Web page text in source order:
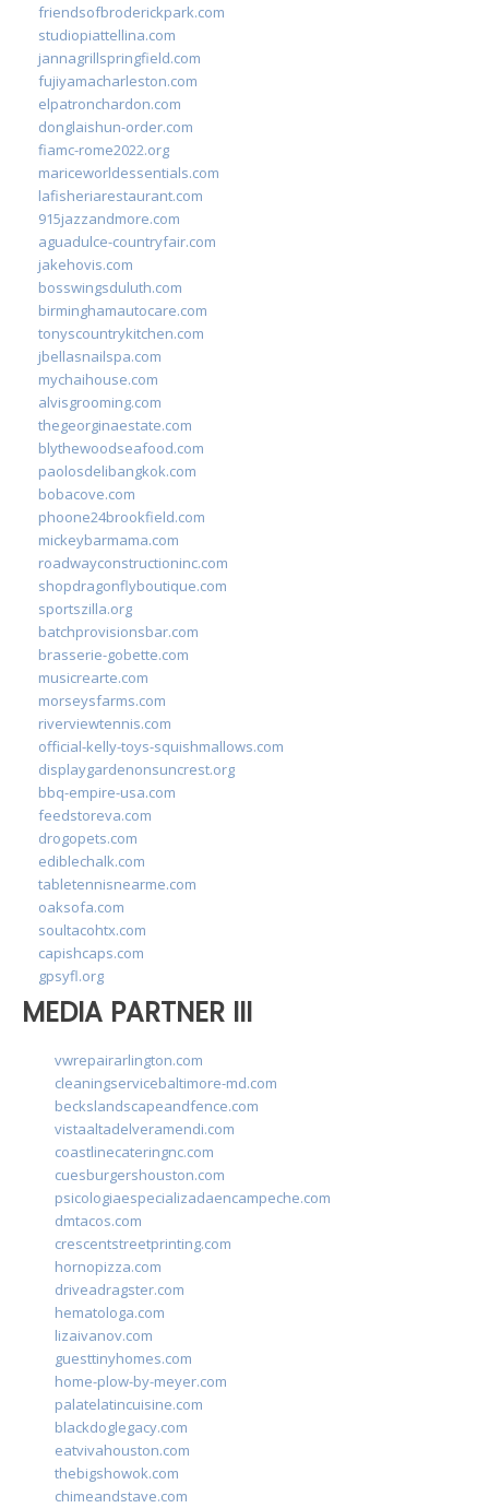
friendsofbroderickpark.com
studiopiattellina.com
jannagrillspringfield.com
fujiyamacharleston.com
elpatronchardon.com
donglaishun-order.com
fiamc-rome2022.org
mariceworldessentials.com
lafisheriarestaurant.com
915jazzandmore.com
aguadulce-countryfair.com
jakehovis.com
bosswingsduluth.com
birminghamautocare.com
tonyscountrykitchen.com
jbellasnailspa.com
mychaihouse.com
alvisgrooming.com
thegeorginaestate.com
blythewoodseafood.com
paolosdelibangkok.com
bobacove.com
phoone24brookfield.com
mickeybarmama.com
roadwayconstructioninc.com
shopdragonflyboutique.com
sportszilla.org
batchprovisionsbar.com
brasserie-gobette.com
musicrearte.com
morseysfarms.com
riverviewtennis.com
official-kelly-toys-squishmallows.com
displaygardenonsuncrest.org
bbq-empire-usa.com
feedstoreva.com
drogopets.com
ediblechalk.com
tabletennisnearme.com
oaksofa.com
soultacohtx.com
capishcaps.com
gpsyfl.org
MEDIA PARTNER III
vwrepairarlington.com
cleaningservicebaltimore-md.com
beckslandscapeandfence.com
vistaaltadelveramendi.com
coastlinecateringnc.com
cuesburgershouston.com
psicologiaespecializadaencampeche.com
dmtacos.com
crescentstreetprinting.com
hornopizza.com
driveadragster.com
hematologa.com
lizaivanov.com
guesttinyhomes.com
home-plow-by-meyer.com
palatelatincuisine.com
blackdoglegacy.com
eatvivahouston.com
thebigshowok.com
chimeandstave.com